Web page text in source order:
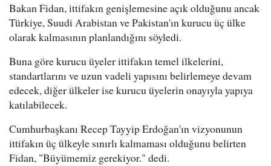
Bakan Fidan, ittifakın genişlemesine açık olduğunu ancak
Türkiye, Suudi Arabistan ve Pakistan'ın kurucu üç ülke
olarak kalmasının planlandığını söyledi.
Buna göre kurucu üyeler ittifakın temel ilkelerini,
standartlarını ve uzun vadeli yapısını belirlemeye devam
edecek, diğer ülkeler ise kurucu üyelerin onayıyla yapıya
katılabilecek.
Cumhurbaşkanı Recep Tayyip Erdoğan'ın vizyonunun
ittifakın üç ülkeyle sınırlı kalmaması olduğunu belirten
Fidan, "Büyümemiz gerekiyor." dedi.